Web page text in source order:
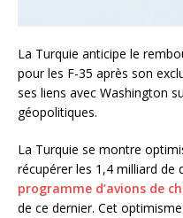
La Turquie anticipe le
pour les F-35 après son
ses liens avec Washington
géopolitiques.
La Turquie se montre
récupérer les 1,4 milliard de
programme d’avions de
de ce dernier. Cet